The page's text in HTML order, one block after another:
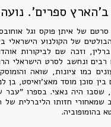
ב'הארץ ספרים'. נועה
של הקולנוע הישראלי
וזכה שם לביקורות
רבים ונחשב לסרט הישראלי
כמו ציונות, שואה
סוכן מוסד מאצ'ואיסט, בן
שסבו היה נאצי. בספרו "עבר
שמאחורי חזותו הליברלית
בהומופוביה.